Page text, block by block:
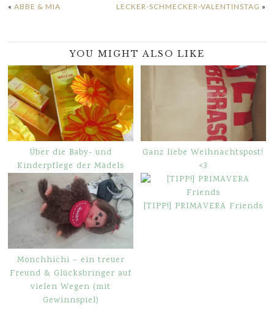
«ABBE & MIA LECKER-SCHMECKER-VALENTINSTAG »
YOU MIGHT ALSO LIKE
Über die Baby- und
Kinderpflege der Mädels
Ganz liebe Weihnachtspost!
<3
Monchhichi – ein treuer
Freund & Glücksbringer auf
vielen Wegen (mit
Gewinnspiel)
[TIPP!] PRIMAVERA Friends